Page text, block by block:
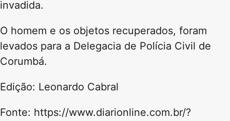
invadida.
O homem e os objetos recuperados, foram
levados para a Delegacia de Polícia Civil de
Corumbá.
Edição: Leonardo Cabral
Fonte: https://www.diarionline.com.br/?